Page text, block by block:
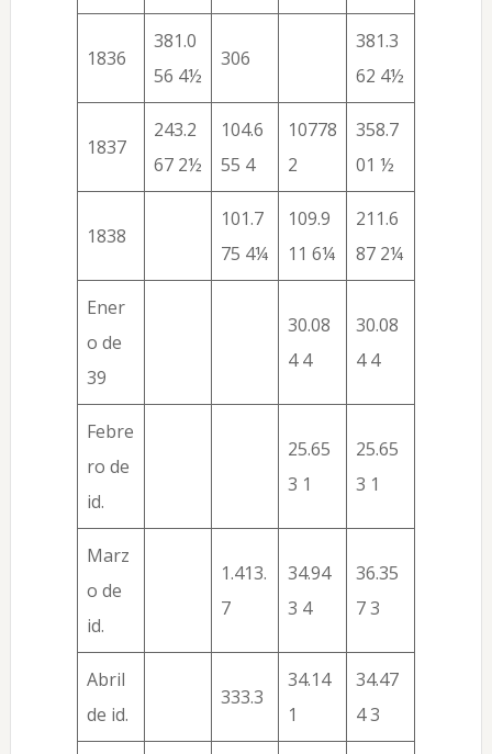
1836
381.0
56 4½
306
381.3
62 4½
1837
243.2
67 2½
104.6
55 4
10778
2
358.7
01 ½
1838
101.7
75 4¼
109.9
11 6¼
211.6
87 2¼
Ener
o de
39
30.08
4 4
30.08
4 4
Febre
ro de
id.
25.65
3 1
25.65
3 1
Marz
o de
id.
1.413.
7
34.94
3 4
36.35
7 3
Abril
de id.
333.3
34.14
1
34.47
4 3